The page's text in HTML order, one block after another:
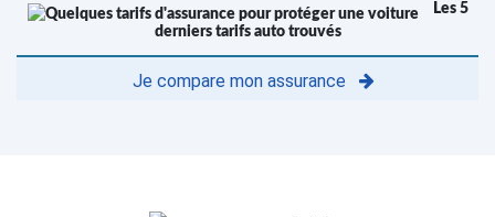
Les 5
derniers tarifs auto trouvés
Je compare mon assurance